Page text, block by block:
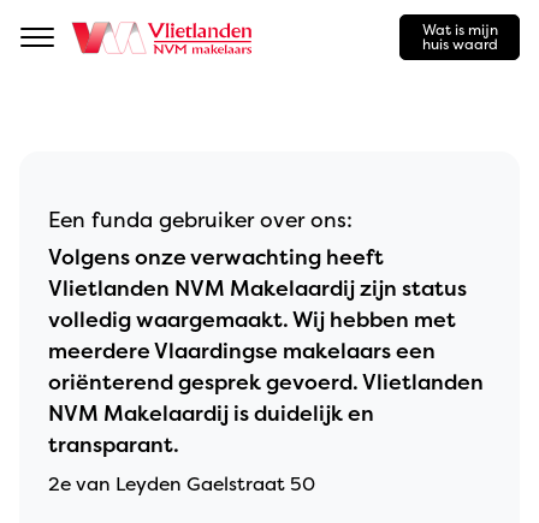
Navigation
Wat is mijn
huis waard
Een funda gebruiker over ons:
Volgens onze verwachting heeft
Vlietlanden NVM Makelaardij zijn status
volledig waargemaakt. Wij hebben met
meerdere Vlaardingse makelaars een
oriënterend gesprek gevoerd. Vlietlanden
NVM Makelaardij is duidelijk en
transparant.
2e van Leyden Gaelstraat 50